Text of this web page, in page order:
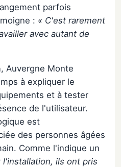
parfois
: « C'est rarement
avec autant de
Auvergne Monte
à expliquer le
et à tester
de l'utilisateur.
est
des personnes âgées
Comme l'indique un
l'installation, ils ont pris